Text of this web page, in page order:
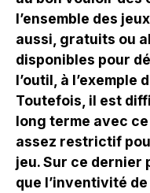
l’ensemble des
aussi, gratuits ou
disponibles pour
l’outil, à l’exemple
Toutefois, il est
long terme avec
assez restrictif
jeu. Sur ce dernier
que l’inventivité